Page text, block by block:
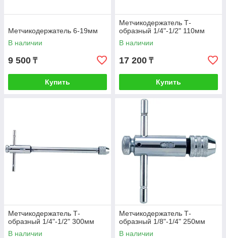
Метчикодержатель 6-19мм
В наличии
9 500 ₸
Купить
Метчикодержатель Т-
образный 1/4"-1/2" 110мм
В наличии
17 200 ₸
Купить
Метчикодержатель Т-
образный 1/4"-1/2" 300мм
В наличии
Метчикодержатель Т-
образный 1/8"-1/4" 250мм
В наличии